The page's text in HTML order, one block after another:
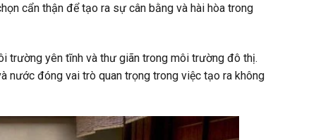
cẩn thận để tạo ra sự cân bằng và hài hòa trong
trường yên tĩnh và thư giãn trong môi trường đô thị.
nước đóng vai trò quan trọng trong việc tạo ra không